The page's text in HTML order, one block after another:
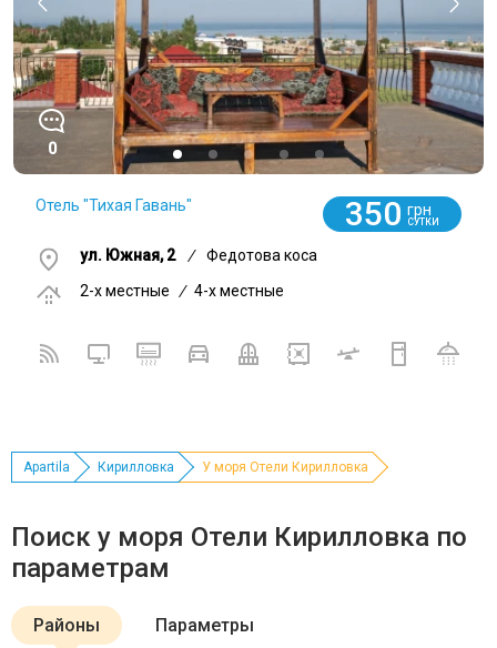
0
Отель "Тихая Гавань" 350 грн
СУТКИ
ул. Южная, 2 /
Федотова коса
2-x местные
/ 4-x местные
Apartila Кирилловка У моря Отели Кирилловка
Поиск у моря Отели Кирилловка по
параметрам
Районы Параметры